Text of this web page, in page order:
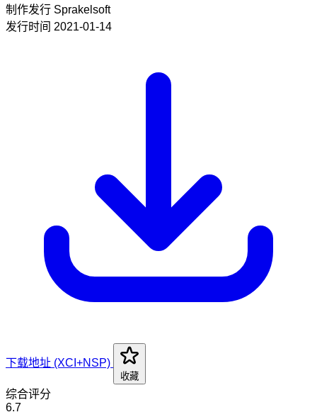
制作发行 Sprakelsoft
发行时间 2021-01-14
下载地址 (XCI+NSP)
收藏
综合评分
6.7